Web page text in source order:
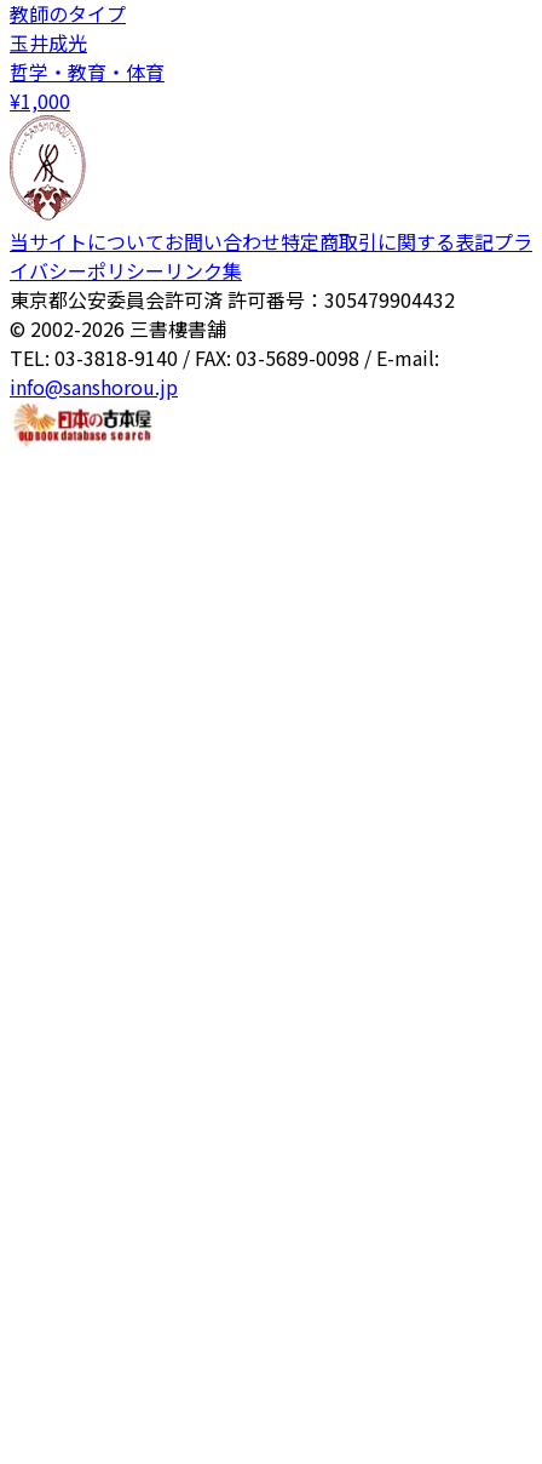
教師のタイプ
玉井成光
哲学・教育・体育
¥1,000
当サイトについてお問い合わせ特定商取引に関する表記プラ
イバシーポリシー リンク集
東京都公安委員会許可済 許可番号：305479904432
© 2002-2026 三書樓書舗
TEL: 03-3818-9140 / FAX: 03-5689-0098 / E-mail:
info@sanshorou.jp